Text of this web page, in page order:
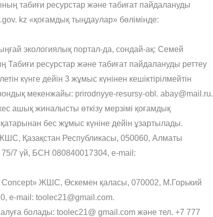
табиғи ресурстар және табиғат пайдалануды
kz «қоғамдық тыңдаулар» бөлімінде:
экологиялық портал-да, сондай-ақ: Семей
ресурстар және табиғат пайдалануды реттеу
күнге дейін 3 жұмыс күнінен кешіктірілмейтін
мекенжайы: prirodnyye-resursy-obl. abay@mail.ru.
ашық жиналысты өткізу мерзімі қоғамдық
бес жұмыс күніне дейін ұзартылады.
Қазақстан Республикасы, 050060, Алматы
7 үй, БСН 080840017304, е-mail:
ЖШС, Өскемен қаласы, 070002, М.Горький
e-mail: toolec21@gmail.com.
болады: toolec21@ gmail.com және тел. +7 777